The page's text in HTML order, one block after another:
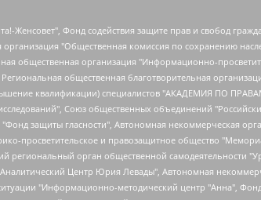
агентство "MEDIUM-ORIENT", Красноярская региональная общественная организация "Мы против СПИДа", Камалягин Денис Николаевич, Маркелов Сергей Евгеньевич, Пономарев Лев Александрович, Савицкая Людмила Алексеевна, Автономная некоммерческая организация "Центр по работе с проблемой насилия "НАСИЛИЮ.НЕТ", Межрегиональный профессиональный союз работников здравоохранения "Альянс врачей", Юридическое лицо, зарегистрированное в Латвийской Республике, SIA "Medusa Project" (регистрационный номер 40103797863, дата регистрации 10.06.2014), Некоммерческая организация "Фонд по борьбе с коррупцией", Автономная некоммерческая организация "Институт права и публичной политики", Баданин Роман Сергеевич, Гликин Максим Александрович, Железнова Мария Михайловна, Лукьянова Юлия Сергеевна, Маетная Елизавета Витальевна, Маняхин Петр Борисович, Чуракова Ольга Владимировна, Ярош Юлия Петровна, Юридическое лицо "The Insider SIA", зарегистрированное в Риге, Латвийская Республика (дата регистрации 26.06.2015), являющееся администратором доменного имени интернет-издания "The Insider SIA", https://theins.ru, Постернак Алексей Евгеньевич, Рубин Михаил Аркадьевич, Анин Роман Александрович, Юридическое лицо Istories fonds, зарегистрированное в Латвийской Республике (регистрационный номер 50008295751, дата регистрации 24.02.2020), Великовский Дмитрий Александрович, Долинина Ирина Николаевна, Мароховская Алеся Алексеевна, Шлейнов Роман Юрьевич, Шмагун Олеся Валентиновна, Общество с ограниченной ответственностью "Альтаир 2021", Общество с ограниченной ответственностью "Вега 2021", Общество с ограниченной ответственностью "Главный редактор 2021", Общество с ограниченной ответственностью "Ромашки монолит", Важенков Артем Валерьевич, Ивановская областная общественная организация "Центр гендерных исследований", Гурман Юрий Альбертович, Медиапроект "ОВД-Инфо", Егоров Владимир Владимирович, Жилинский Владимир Александрович, Общество с ограниченной ответственностью "ЗП", Иванова София Юрьевна, Карезина Инна Павловна, Кильтау Екатерина Викторовна, Петров Алексей Викторович, Пискунов Сергей Евгеньевич, Смирнов Сергей Сергеевич, Тихонов Михаил Сергеевич, Общество с ограниченной ответственностью "ЖУРНАЛИСТ-ИНОСТРАННЫЙ АГЕНТ", Арапова Галина Юрьевна, Вольтская Татьяна Анатольевна, Американская компания "Mason G.E.S. Anonymous Foundation" (США), являющаяся владельцем интернет-издания https://mnews.world/, Компания "Stichting Bellingcat",